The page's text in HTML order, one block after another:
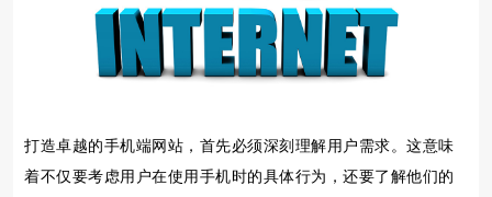
打造卓越的手机端网站，首先必须深刻理解用户需求。这意味
着不仅要考虑用户在使用手机时的具体行为，还要了解他们的